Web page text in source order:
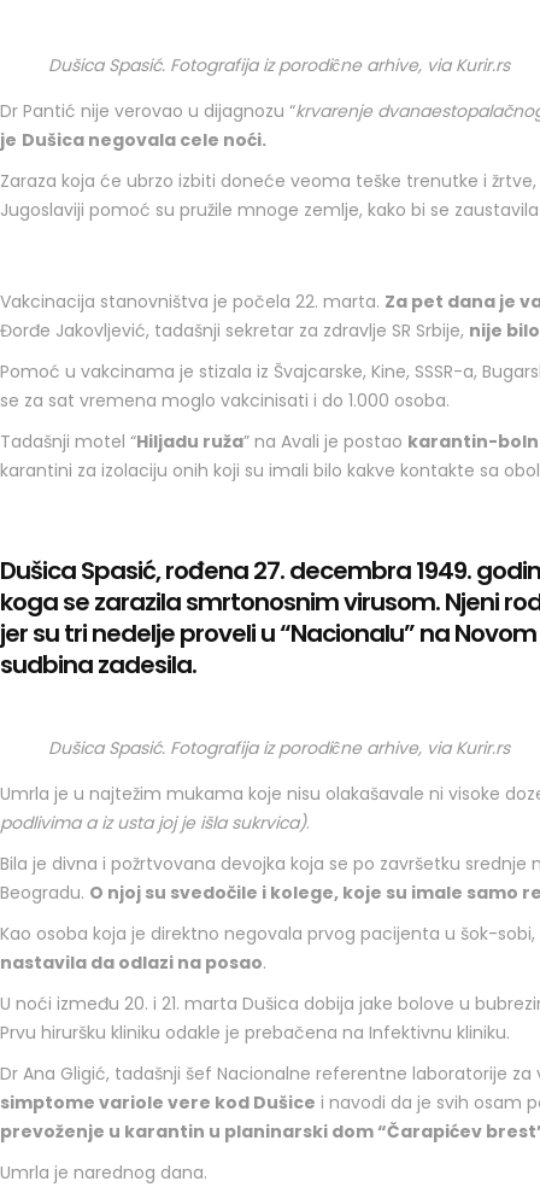
Dušica Spasić. Fotografija iz porodiĉne arhive, via Kurir.rs
Dr Pantić nije verovao u dijagnozu “krvarenje
je Dušica negovala cele noći.
Zaraza koja će ubrzo izbiti doneće veoma teške trenutke i
Jugoslaviji pomoć su pružile mnoge zemlje, kako bi se
Vakcinacija stanovništva je počela 22. marta. Za pet dana je
Đorđe Jakovljević, tadašnji sekretar za zdravlje SR Srbije, nije
Pomoć u vakcinama je stizala iz Švajcarske, Kine, SSSR-a,
se za sat vremena moglo vakcinisati i do 1.000 osoba.
Tadašnji motel “Hiljadu ruža” na Avali je postao karantin-
karantini za izolaciju onih koji su imali bilo kakve kontakte sa
Dušica Spasić, rođena 27. decembra 1949.
koga se zarazila smrtonosnim virusom. Njeni
jer su tri nedelje proveli u “Nacionalu” na
sudbina zadesila.
Dušica Spasić. Fotografija iz porodiĉne arhive, via Kurir.rs
Umrla je u najtežim mukama koje nisu olakašavale ni visoke
podlivima a iz usta joj je išla sukrvica).
Bila je divna i požrtvovana devojka koja se po završetku
Beogradu. O njoj su svedočile i kolege, koje su imale
Kao osoba koja je direktno negovala prvog pacijenta u šok-
nastavila da odlazi na posao.
U noći između 20. i 21. marta Dušica dobija jake bolove u
Prvu hiruršku kliniku odakle je prebačena na Infektivnu kliniku.
Dr Ana Gligić, tadašnji šef Nacionalne referentne laboratorije
simptome variole vere kod Dušice i navodi da je svih osam
prevoženje u karantin u planinarski dom “Čarapićev
Umrla je narednog dana.